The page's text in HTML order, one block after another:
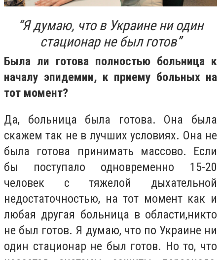
“Я думаю, что в Украине ни один
стационар не был готов”
Была ли готова полностью больница к
началу эпидемии, к приему больных на
тот момент?
Да, больница была готова. Она была
скажем так не в лучших условиях. Она не
была готова принимать массово. Если
бы поступало одновременно 15-20
человек с тяжелой дыхательной
недостаточностью, на тот момент как и
любая другая больница в области,никто
не был готов. Я думаю, что по Украине ни
один стационар не был готов. Но то, что